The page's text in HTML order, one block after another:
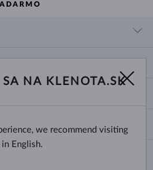
NA KLENOTA.SK
we recommend visiting
English.